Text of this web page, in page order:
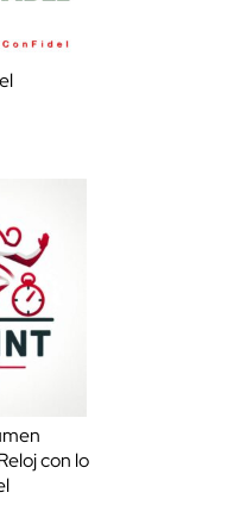
con lo